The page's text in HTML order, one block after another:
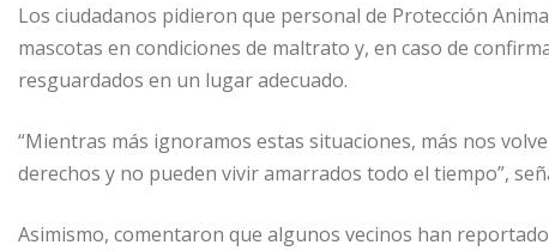
Los ciudadanos pidieron que personal de Protección
mascotas en condiciones de maltrato y, en caso de
resguardados en un lugar adecuado.
“Mientras más ignoramos estas situaciones, más nos
derechos y no pueden vivir amarrados todo el tiempo”,
Asimismo, comentaron que algunos vecinos han